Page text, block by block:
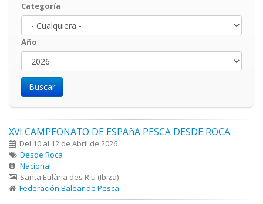
Categoría
Año
Año
Year
XVI CAMPEONATO DE ESPAñA PESCA DESDE ROCA
Del 10 al 12 de Abril de 2026
Desde Roca
Nacional
Santa Eulària des Riu (Ibiza)
Federación Balear de Pesca